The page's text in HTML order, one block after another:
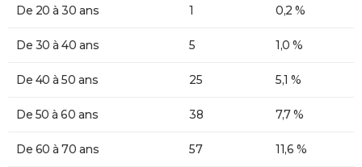
De 20 à 30 ans 1 0,2 %
De 30 à 40 ans 5 1,0 %
De 40 à 50 ans 25 5,1 %
De 50 à 60 ans 38 7,7 %
De 60 à 70 ans 57 11,6 %